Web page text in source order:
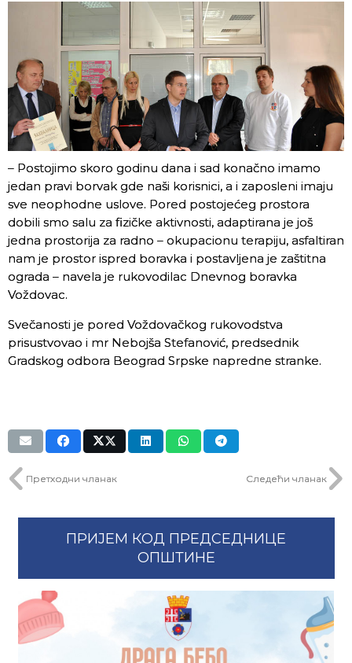
– Postojimo skoro godinu dana i sad konačno imamo
jedan pravi borvak gde naši korisnici, a i zaposleni imaju
sve neophodne uslove. Pored postojećeg prostora
dobili smo salu za fizičke aktivnosti, adaptirana je još
jedna prostorija za radno – okupacionu terapiju, asfaltiran
nam je prostor ispred boravka i postavljena je zaštitna
ograda – navela je rukovodilac Dnevnog boravka
Voždovac.
Svečanosti je pored Voždovačkog rukovodstva
prisustvovao i mr Nebojša Stefanović, predsednik
Gradskog odbora Beograd Srpske napredne stranke.
Претходни чланак Следећи чланак
ПРИЈЕМ КОД ПРЕДСЕДНИЦЕ
ОПШТИНЕ